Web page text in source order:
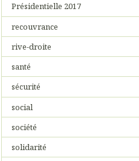
Présidentielle 2017
recouvrance
rive-droite
santé
sécurité
social
société
solidarité